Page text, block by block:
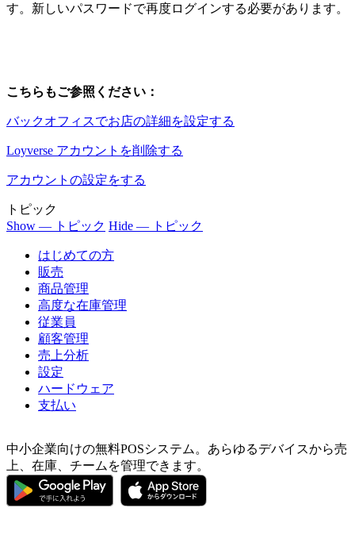
す。新しいパスワードで再度ログインする必要があります。
こちらもご参照ください：
バックオフィスでお店の詳細を設定する
Loyverse アカウントを削除する
アカウントの設定をする
トピック
Show — トピック Hide — トピック
はじめての方
販売
商品管理
高度な在庫管理
従業員
顧客管理
売上分析
設定
ハードウェア
支払い
中小企業向けの無料POSシステム。あらゆるデバイスから売
上、在庫、チームを管理できます。